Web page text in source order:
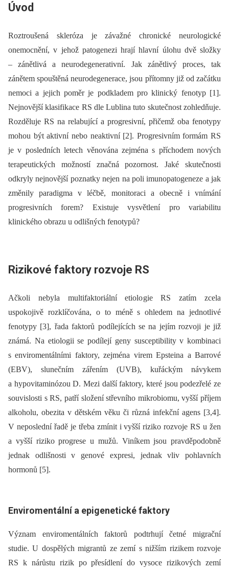
Úvod
Roztroušená skleróza je závažné chronické neurologické
onemocnění, v jehož patogenezi hrají hlavní úlohu dvě složky
–⁠ zánětlivá a neurodegenerativní. Jak zánětlivý proces, tak
zánětem spouštěná neurodegenerace, jsou přítomny již od začátku
nemoci a jejich poměr je podkladem pro klinický fenotyp [1].
Nejnovější klasifikace RS dle Lublina tuto skutečnost zohledňuje.
Rozděluje RS na relabující a progresivní, přičemž oba fenotypy
mohou být aktivní nebo neaktivní [2]. Progresivním formám RS
je v posledních letech věnována zejména s příchodem nových
terapeutických možností značná pozornost. Jaké skutečnosti
odkryly nejnovější poznatky nejen na poli imunopatogeneze a jak
změnily paradigma v léčbě, monitoraci a obecně i vnímání
progresivních forem? Existuje vysvětlení pro variabilitu
klinického obrazu u odlišných fenotypů?
Rizikové faktory rozvoje RS
Ačkoli nebyla multifaktoriální etiologie RS zatím zcela
uspokojivě rozklíčována, o to méně s ohledem na jednotlivé
fenotypy [3], řada faktorů podílejících se na jejím rozvoji je již
známá. Na etiologii se podílejí geny susceptibility v kombinaci
s enviromentálními faktory, zejména virem Epsteina a Barrové
(EBV), slunečním zářením (UVB), kuřáckým návykem
a hypovitaminózou D. Mezi další faktory, které jsou podezřelé ze
souvislosti s RS, patří složení střevního mikrobio­mu, vyšší příjem
alkoholu, obezita v dětském věku či různá infekční agens [3,4].
V neposlední řadě je třeba zmínit i vyšší riziko rozvoje RS u žen
a vyšší riziko progrese u mužů. Viníkem jsou pravděpodobně
jednak odlišnosti v genové expresi, jednak vliv pohlavních
hormonů [5].
Enviromentální a epigenetické faktory
Význam enviromentálních faktorů podtrhují četné migrační
studie. U dospělých migrantů ze zemí s nižším rizikem rozvoje
RS k nárůstu rizik po přesídlení do vysoce rizikových zemí